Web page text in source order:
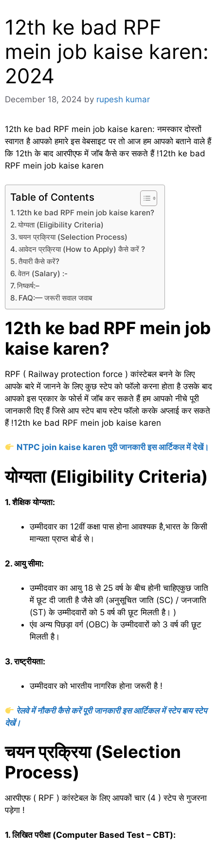
12th ke bad RPF
mein job kaise karen:
2024
December 18, 2024 by rupesh kumar
12th ke bad RPF mein job kaise karen: नमस्कार दोस्तों
स्वागत है आपको हमारे इस वेबसाइट पर तो आज हम आपको बताने वाले हैं
कि 12th के बाद आरपीएफ में जॉब कैसे कर सकते हैं !12th ke bad
RPF mein job kaise karen
Table of Contents
12th ke bad RPF mein job kaise karen?
योग्यता (Eligibility Criteria)
चयन प्रक्रिया (Selection Process)
आवेदन प्रक्रिया (How to Apply) कैसे करें ?
तैयारी कैसे करें?
वेतन (Salary) :-
निष्कर्ष:–
FAQ:— जरूरी सवाल जवाब
12th ke bad RPF mein job
kaise karen?
RPF ( Railway protection force ) कांस्टेबल बनने के लिए
आपके बारे में जानने के लिए कुछ स्टेप को फॉलो करना होता है उसके बाद
आपको इस प्रकार के फोर्स में जॉब कर सकते हैं हम आपको नीचे पूरी
जानकारी दिए हैं जिसे आप स्टेप बाय स्टेप फॉलो करके अप्लाई कर सकते
हैं !12th ke bad RPF mein job kaise karen
NTPC join kaise karen पूरी जानकारी इस आर्टिकल में देखें।
योग्यता (Eligibility Criteria)
1. शैक्षिक योग्यता:
उम्मीदवार का 12वीं कक्षा पास होना आवश्यक है,भारत के किसी
मान्यता प्राप्त बोर्ड से।
2. आयु सीमा:
उम्मीदवार का आयु 18 से 25 वर्ष के बीच होनी चाहिएकुछ जाति
में छूट दी जाती है जैसे की (अनुसूचित जाति (SC) / जनजाति
(ST) के उम्मीदवारों को 5 वर्ष की छूट मिलती है। )
एंव अन्य पिछड़ा वर्ग (OBC) के उम्मीदवारों को 3 वर्ष की छूट
मिलती है।
3. राष्ट्रीयता:
उम्मीदवार को भारतीय नागरिक होना जरूरी है !
रेलवे में नौकरी कैसे करें पूरी जानकारी इस आर्टिकल में स्टेप बाय स्टेप
देखें।
चयन प्रक्रिया (Selection
Process)
आरपीएफ ( RPF ) कांस्टेबल के लिए आपकों चार (4 ) स्टेप से गुजरना
पड़ेगा !
1. लिखित परीक्षा (Computer Based Test – CBT):